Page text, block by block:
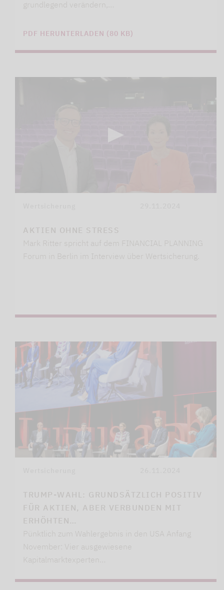
grundlegend verändern,…
PDF HERUNTERLADEN (80 KB)
AKTIEN OHNE STRESS
Mark Ritter spricht auf dem FINANCIAL PLANNING
Forum in Berlin im Interview über Wertsicherung.
TRUMP-WAHL: GRUNDSÄTZLICH POSITIV
FÜR AKTIEN, ABER VERBUNDEN MIT
ERHÖHTEN…
Pünktlich zum Wahlergebnis in den USA Anfang
November: Vier ausgewiesene
Kapitalmarktexperten…